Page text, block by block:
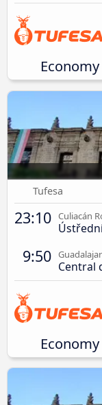
Economy
Tufesa
23:10 Culiacán
9:50
Central
Economy